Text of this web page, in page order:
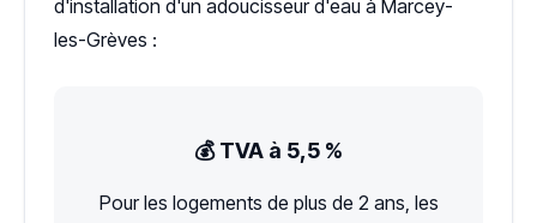
d'installation d'un adoucisseur d'eau à Marcey-
les-Grèves :
💰 TVA à 5,5 %
Pour les logements de plus de 2 ans, les